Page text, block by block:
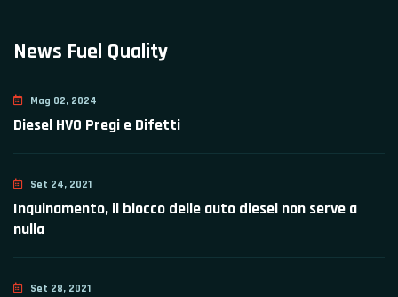
News Fuel Quality
Mag 02, 2024
Diesel HVO Pregi e Difetti
Set 24, 2021
Inquinamento, il blocco delle auto diesel non serve a
nulla
Set 28, 2021